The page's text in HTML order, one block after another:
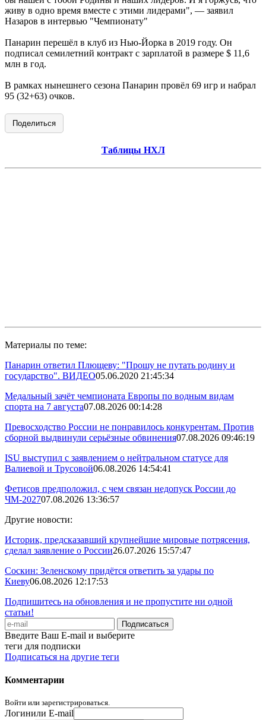
живу в одно время вместе с этими лидерами", — заявил
Назаров в интервью "Чемпионату"
Панарин перешёл в клуб из Нью-Йорка в 2019 году. Он
подписал семилетний контракт с зарплатой в размере $ 11,6
млн в год.
В рамках нынешнего сезона Панарин провёл 69 игр и набрал
95 (32+63) очков.
Поделиться
Таблицы НХЛ
Материалы по теме:
Панарин ответил Плющеву: "Прошу не путать родину и
государство". ВИДЕО05.06.2020 21:45:34
Медальный зачёт чемпионата Европы по водным видам
спорта на 7 августа07.08.2026 00:14:28
Превосходство России не понравилось конкурентам. Против
сборной выдвинули серьёзные обвинения07.08.2026 09:46:19
ISU выступил с заявлением о нейтральном статусе для
Валиевой и Трусовой06.08.2026 14:54:41
Фетисов предположил, с чем связан недопуск России до
ЧМ-202707.08.2026 13:36:57
Другие новости:
Историк, предсказавший крупнейшие мировые потрясения,
сделал заявление о России26.07.2026 15:57:47
Соскин: Зеленскому придётся ответить за удары по
Киеву06.08.2026 12:17:53
Подпишитесь на обновления и не пропустите ни одной
статьи!
Введите Ваш E-mail и выберите
теги для подписки
Подписаться на другие теги
Комментарии
Войти или зарегистрироваться.
Логинили E-mail